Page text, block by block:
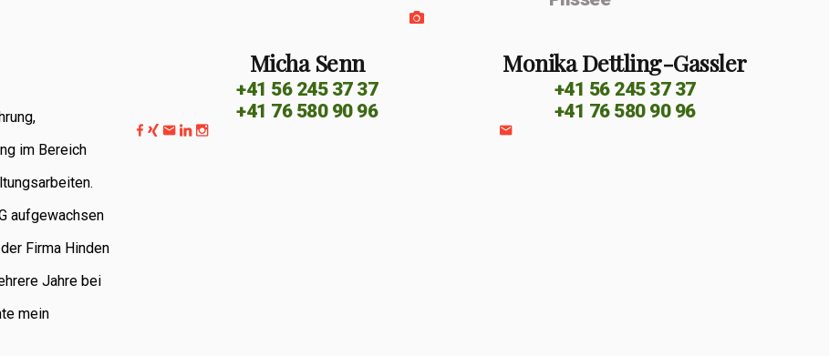
im Bereich
aufgewachsen
Firma Hinden
Jahre bei
mein
Micha Senn
+41 56 245 37 37
+41 76 580 90 96
Monika Dettling-Gassler
+41 56 245 37 37
+41 76 580 90 96